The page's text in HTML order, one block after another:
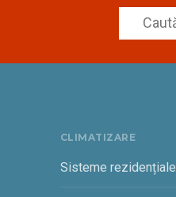
CLIMATIZARE
Sisteme rezidențiale